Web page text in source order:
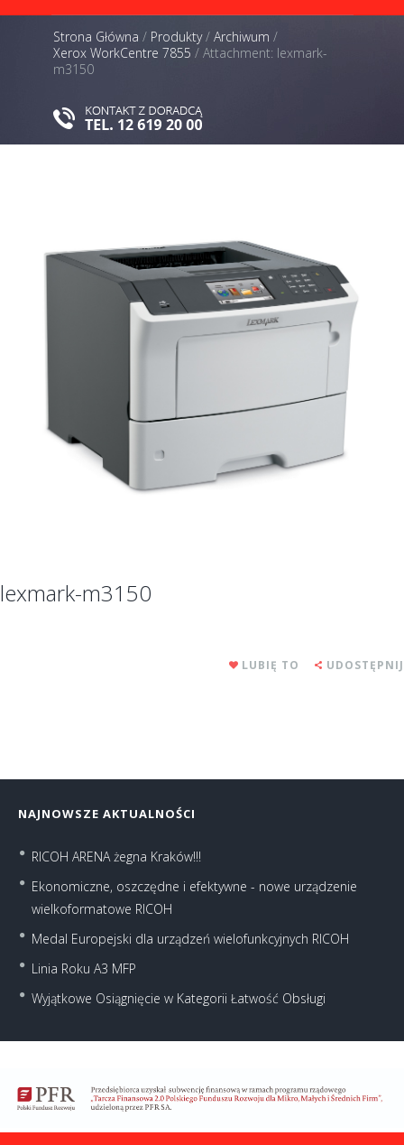
Strona Główna / Produkty/ Archiwum /
Xerox WorkCentre 7855 / Attachment: lexmark-
m3150
lexmark-m3150
LUBIĘ TO UDOSTĘPNIJ
NAJNOWSZE AKTUALNOŚCI
RICOH ARENA żegna Kraków!!!
Ekonomiczne, oszczędne i efektywne - nowe urządzenie
wielkoformatowe RICOH
Medal Europejski dla urządzeń wielofunkcyjnych RICOH
Linia Roku A3 MFP
Wyjątkowe Osiągnięcie w Kategorii Łatwość Obsługi